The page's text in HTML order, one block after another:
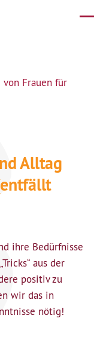
Frauen für
Alltag
ihre Bedürfnisse
aus der
positiv zu
wir das in
nötig!